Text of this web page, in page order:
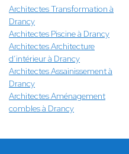
Architectes Transformation à
Drancy
Architectes Piscine à Drancy
Architectes Architecture
d’intérieur à Drancy
Architectes Assainissement à
Drancy
Architectes Aménagement
combles à Drancy